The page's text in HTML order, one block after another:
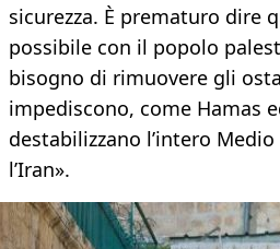
sicurezza. È prematuro dire
possibile con il popolo
bisogno di rimuovere gli
impediscono, come Hamas
destabilizzano l’intero
l’Iran».